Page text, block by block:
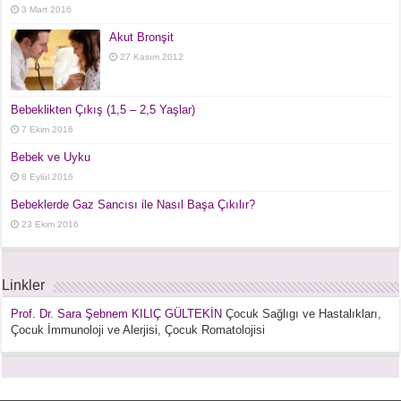
3 Mart 2016
Akut Bronşit
27 Kasım 2012
Bebeklikten Çıkış (1,5 – 2,5 Yaşlar)
7 Ekim 2016
Bebek ve Uyku
8 Eylül 2016
Bebeklerde Gaz Sancısı ile Nasıl Başa Çıkılır?
23 Ekim 2016
Linkler
Prof. Dr. Sara Şebnem KILIÇ GÜLTEKİN Çocuk Sağlıgı ve Hastalıkları,
Çocuk İmmunoloji ve Alerjisi, Çocuk Romatolojisi